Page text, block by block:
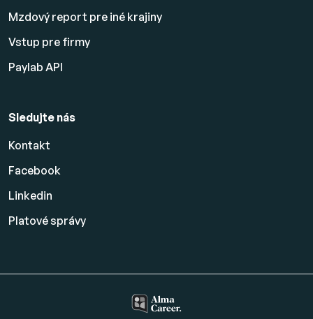
Mzdový report pre iné krajiny
Vstup pre firmy
Paylab API
Sledujte nás
Kontakt
Facebook
Linkedin
Platovésprávy